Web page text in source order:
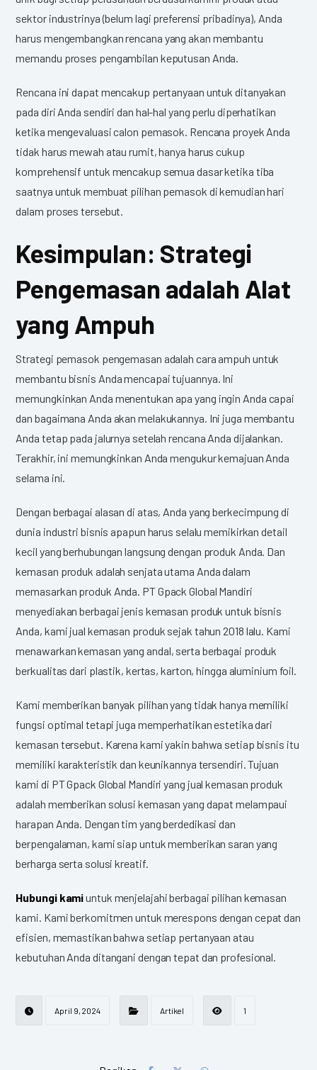
sektor industrinya (belum lagi preferensi pribadinya), Anda
harus mengembangkan rencana yang akan membantu
memandu proses pengambilan keputusan Anda.
Rencana ini dapat mencakup pertanyaan untuk ditanyakan
pada diri Anda sendiri dan hal-hal yang perlu diperhatikan
ketika mengevaluasi calon pemasok. Rencana proyek Anda
tidak harus mewah atau rumit, hanya harus cukup
komprehensif untuk mencakup semua dasar ketika tiba
saatnya untuk membuat pilihan pemasok di kemudian hari
dalam proses tersebut.
Kesimpulan: Strategi
Pengemasan adalah Alat
yang Ampuh
Strategi pemasok pengemasan adalah cara ampuh untuk
membantu bisnis Anda mencapai tujuannya. Ini
memungkinkan Anda menentukan apa yang ingin Anda capai
dan bagaimana Anda akan melakukannya. Ini juga membantu
Anda tetap pada jalurnya setelah rencana Anda dijalankan.
Terakhir, ini memungkinkan Anda mengukur kemajuan Anda
selama ini.
Dengan berbagai alasan di atas, Anda yang berkecimpung di
dunia industri bisnis apapun harus selalu memikirkan detail
kecil yang berhubungan langsung dengan produk Anda. Dan
kemasan produk adalah senjata utama Anda dalam
memasarkan produk Anda. PT Gpack Global Mandiri
menyediakan berbagai jenis kemasan produk untuk bisnis
Anda, kami jual kemasan produk sejak tahun 2018 lalu. Kami
menawarkan kemasan yang andal, serta berbagai produk
berkualitas dari plastik, kertas, karton, hingga aluminium foil.
Kami memberikan banyak pilihan yang tidak hanya memiliki
fungsi optimal tetapi juga memperhatikan estetika dari
kemasan tersebut. Karena kami yakin bahwa setiap bisnis itu
memiliki karakteristik dan keunikannya tersendiri. Tujuan
kami di PT Gpack Global Mandiri yang jual kemasan produk
adalah memberikan solusi kemasan yang dapat melampaui
harapan Anda. Dengan tim yang berdedikasi dan
berpengalaman, kami siap untuk memberikan saran yang
berharga serta solusi kreatif.
Hubungi kamiuntuk menjelajahi berbagai pilihan kemasan
kami. Kami berkomitmen untuk merespons dengan cepat dan
efisien, memastikan bahwa setiap pertanyaan atau
kebutuhan Anda ditangani dengan tepat dan profesional.
April 9, 2024 Artikel 1